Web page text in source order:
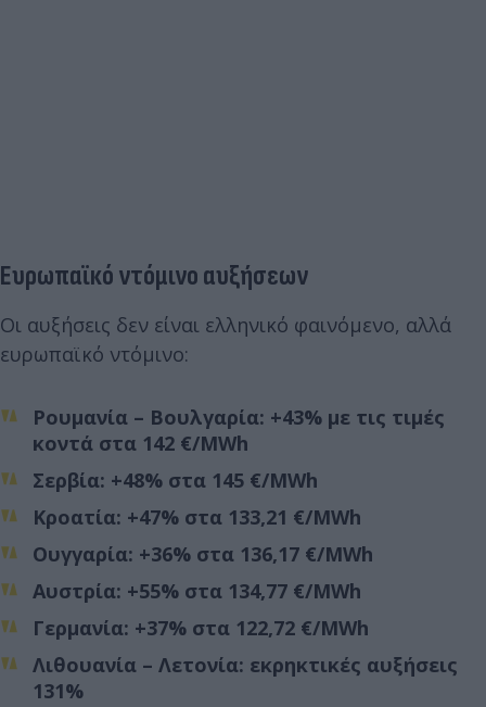
Ευρωπαϊκό ντόμινο αυξήσεων
Οι αυξήσεις δεν είναι ελληνικό φαινόμενο, αλλά
ευρωπαϊκό ντόμινο:
Ρουμανία – Βουλγαρία: +43% με τις τιμές
κοντά στα 142 €/MWh
Σερβία: +48% στα 145 €/MWh
Κροατία: +47% στα 133,21 €/MWh
Ουγγαρία: +36% στα 136,17 €/MWh
Αυστρία: +55% στα 134,77 €/MWh
Γερμανία: +37% στα 122,72 €/MWh
Λιθουανία – Λετονία: εκρηκτικές αυξήσεις
131%